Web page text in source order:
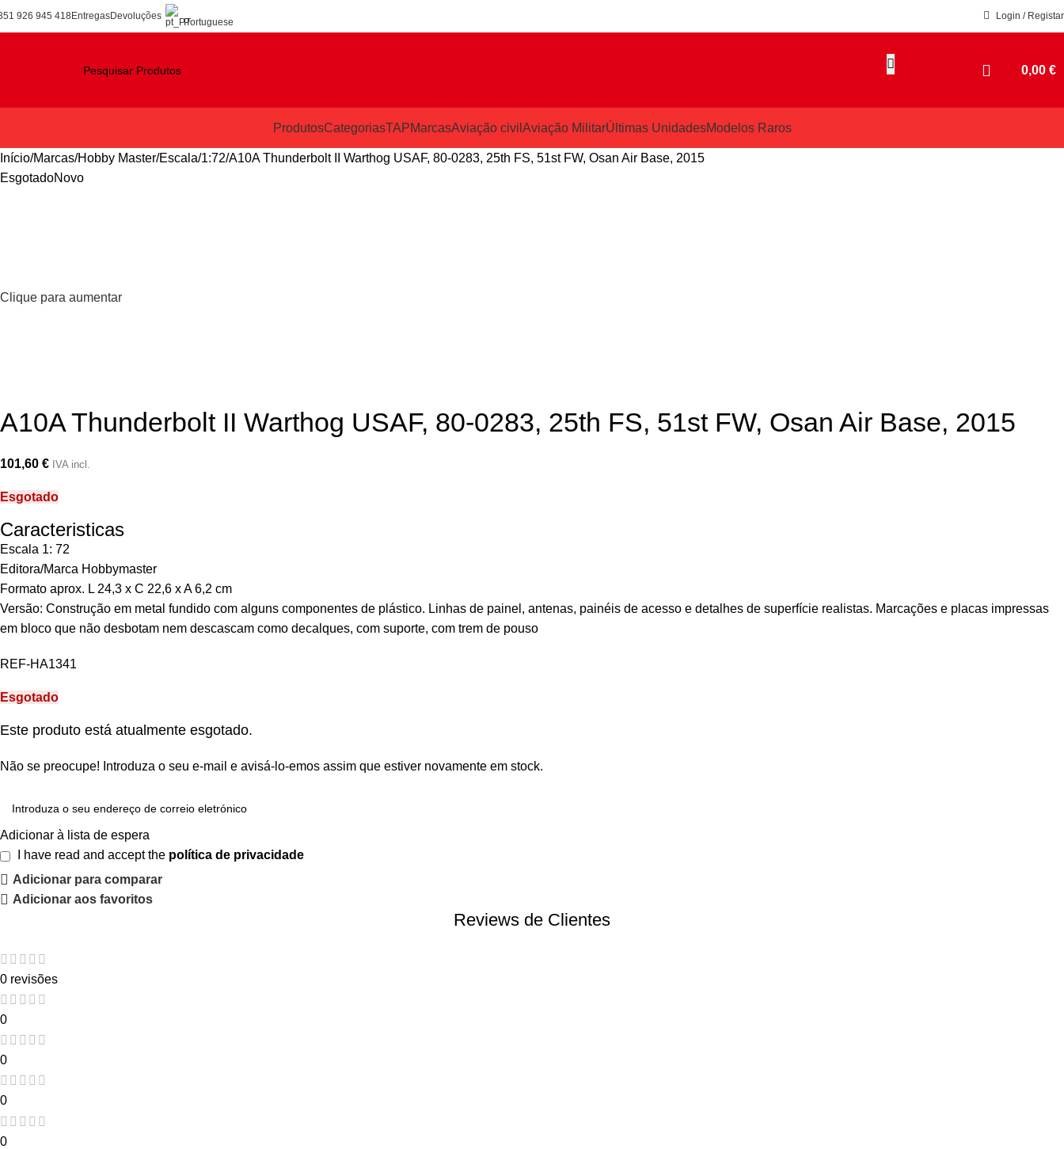
926 945 418EntregasDevoluções
Portuguese
Login / Registar
0,00 €
ProdutosCategoriasTAPMarcasAviação civil Aviação MilitarÚltimas UnidadesModelos Raros
Início Marcas Hobby Master Escala 1:72 A10A Thunderbolt II Warthog USAF, 80-0283, 25th FS, 51st FW, Osan Air Base, 2015
EsgotadoNovo
Clique para aumentar
A10A Thunderbolt II Warthog USAF, 80-0283, 25th FS, 51st FW, Osan Air Base, 2015
101,60 € IVA incl.
Esgotado
Caracteristicas
Escala 1: 72
Editora/Marca Hobbymaster
Formato aprox. L 24,3 x C 22,6 x A 6,2 cm
Versão: Construção em metal fundido com alguns componentes de plástico. Linhas de painel, antenas, painéis de acesso e detalhes de superfície realistas. Marcações e placas impressas
em bloco que não desbotam nem descascam como decalques, com suporte, com trem de pouso
REF-HA1341
Esgotado
Este produto está atualmente esgotado.
Não se preocupe! Introduza o seu e-mail e avisá-lo-emos assim que estiver novamente em stock.
Adicionar à lista de espera
I have read and accept the política de privacidade
Adicionar para comparar
Adicionar aos favoritos
Reviews de Clientes
0 revisões
0
0
0
0